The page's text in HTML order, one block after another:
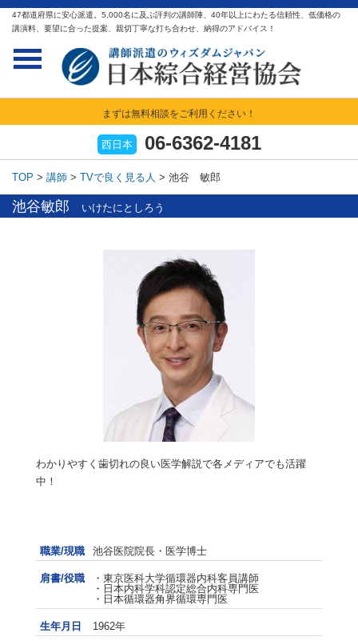
47都道府県に安心派遣。5,000名に及ぶ評判の講師陣、40年以上にわたる信頼性、低価格の
講演料、要望に合った提案、親切丁寧な打ち合わせ、納得のアドバイス！
まずは無料相談をご利用ください！
西日本 06-6362-4181
TOP > 講師 > TVで良く見る人 > 池谷 敏郎
池谷敏郎 いけたにとしろう
わかりやすく歯切れの良い医学解説で各メディアでも活躍
中！
職業/現職 池谷医院院長・医学博士
肩書/役職
・東京医科大学循環器内科客員講師
・日本内科学科認定総合内科専門医
・日本循環器角界循環専門医
生年月日 1962年